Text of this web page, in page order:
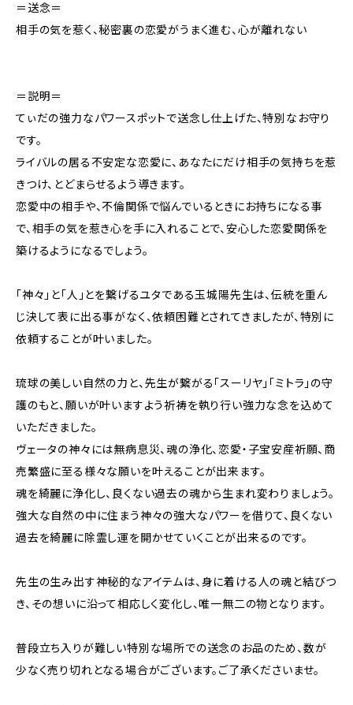
＝送念＝
相手の気を惹く、秘密裏の恋愛がうまく進む、心が離れない
＝説明＝
てぃだの強力なパワースポットで送念し仕上げた、特別なお守り
です。
ライバルの居る不安定な恋愛に、あなたにだけ相手の気持ちを惹
きつけ、とどまらせるよう導きます。
恋愛中の相手や、不倫関係で悩んでいるときにお持ちになる事
で、相手の気を惹き心を手に入れることで、安心した恋愛関係を
築けるようになるでしょう。
「神々」と「人」とを繋げるユタである玉城陽先生は、伝統を重ん
じ決して表に出る事がなく、依頼困難とされてきましたが、特別に
依頼することが叶いました。
琉球の美しい自然の力と、先生が繋がる「スーリヤ」「ミトラ」の守
護のもと、願いが叶いますよう祈祷を執り行い強力な念を込めて
いただきました。
ヴェータの神々には無病息災、魂の浄化、恋愛・子宝安産祈願、商
売繁盛に至る様々な願いを叶えることが出来ます。
魂を綺麗に浄化し、良くない過去の魂から生まれ変わりましょう。
強大な自然の中に住まう神々の強大なパワーを借りて、良くない
過去を綺麗に除霊し運を開かせていくことが出来るのです。
先生の生み出す神秘的なアイテムは、身に着ける人の魂と結びつ
き、その想いに沿って相応しく変化し、唯一無二の物となります。
普段立ち入りが難しい特別な場所での送念のお品のため、数が
少なく売り切れとなる場合がございます。ご了承くださいませ。